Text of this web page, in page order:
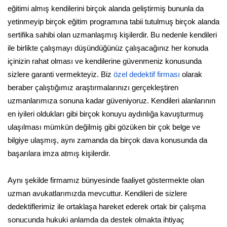
eğitimi almış kendilerini birçok alanda geliştirmiş bununla da
yetinmeyip birçok eğitim programına tabii tutulmuş birçok alanda
sertifika sahibi olan uzmanlaşmış kişilerdir. Bu nedenle kendileri
ile birlikte çalışmayı düşündüğünüz çalışacağınız her konuda
içinizin rahat olması ve kendilerine güvenmeniz konusunda
sizlere garanti vermekteyiz. Biz özel dedektif firması olarak
beraber çalıştığımız araştırmalarınızı gerçekleştiren
uzmanlarımıza sonuna kadar güveniyoruz. Kendileri alanlarının
en iyileri oldukları gibi birçok konuyu aydınlığa kavuşturmuş
ulaşılması mümkün değilmiş gibi gözüken bir çok belge ve
bilgiye ulaşmış, aynı zamanda da birçok dava konusunda da
başarılara imza atmış kişilerdir.
Aynı şekilde firmamız bünyesinde faaliyet göstermekte olan
uzman avukatlarımızda mevcuttur. Kendileri de sizlere
dedektiflerimiz ile ortaklaşa hareket ederek ortak bir çalışma
sonucunda hukuki anlamda da destek olmakta ihtiyaç